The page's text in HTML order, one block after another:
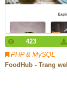
423
PHP & MySQL
FoodHub - Trang